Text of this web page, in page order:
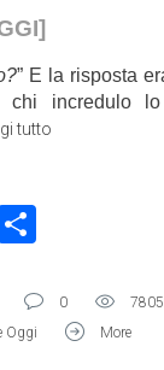
” E la risposta
chi incredulo
tutto
0
7805
Oggi More